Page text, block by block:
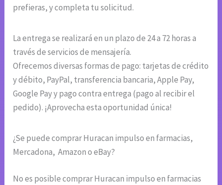
prefieras, y completa tu solicitud.
La entrega se realizará en un plazo de 24 a 72 horas a
través de servicios de mensajería.
Ofrecemos diversas formas de pago: tarjetas de crédito
y débito, PayPal, transferencia bancaria, Apple Pay,
Google Pay y pago contra entrega (pago al recibir el
pedido). ¡Aprovecha esta oportunidad única!
¿Se puede comprar Huracan impulso en farmacias,
Mercadona, Amazon o eBay?
No es posible comprar Huracan impulso en farmacias